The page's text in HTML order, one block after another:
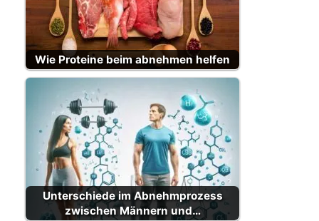
Wie Proteine beim abnehmen helfen
Unterschiede im Abnehmprozess
zwischen Männern und…